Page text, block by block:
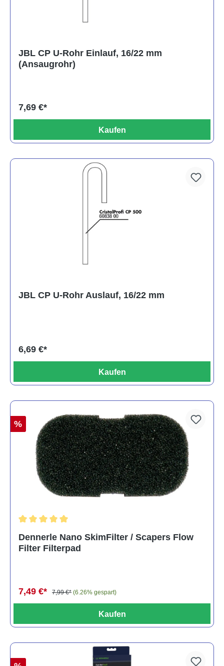
JBL CP U-Rohr Einlauf, 16/22 mm
(Ansaugrohr)
7,69 €*
Kaufen
JBL CP U-Rohr Auslauf, 16/22 mm
6,69 €*
Kaufen
%
Dennerle Nano SkimFilter / Scapers Flow
Filter Filterpad
7,49 €* 7,99 €* (6.26% gespart)
Kaufen